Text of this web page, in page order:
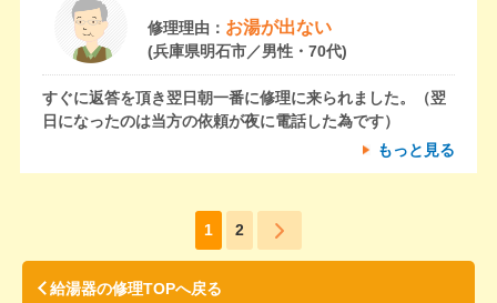
修理理由： お湯が出ない
(兵庫県明石市／男性・70代)
すぐに返答を頂き翌日朝一番に修理に来られました。（翌
日になったのは当方の依頼が夜に電話した為です）
もっと見る
1 2
給湯器の修理TOPへ戻る